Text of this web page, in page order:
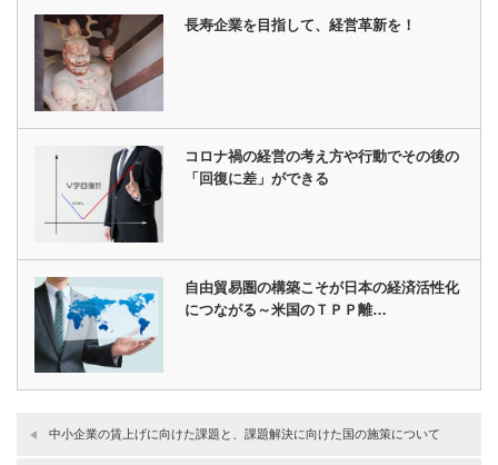
長寿企業を目指して、経営革新を！
コロナ禍の経営の考え方や行動でその後の
「回復に差」ができる
自由貿易圏の構築こそが日本の経済活性化
につながる～米国のＴＰＰ離…
中小企業の賃上げに向けた課題と、課題解決に向けた国の施策について